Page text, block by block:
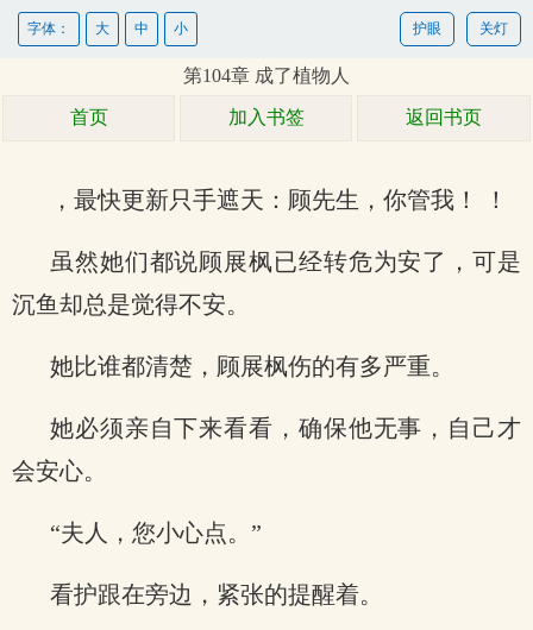
关灯
护眼
字体： 大 中 小
第104章 成了植物人
首页 加入书签 返回书页
，最快更新只手遮天：顾先生，你管我！ ！
虽然她们都说顾展枫已经转危为安了，可是
沉鱼却总是觉得不安。
她比谁都清楚，顾展枫伤的有多严重。
她必须亲自下来看看，确保他无事，自己才
会安心。
“夫人，您小心点。”
看护跟在旁边，紧张的提醒着。